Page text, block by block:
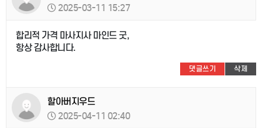
2025-03-11 15:27
합리적 가격 마사지사 마인드 굿,
항상 감사합니다.
댓글쓰기 삭제
할아버지우드
2025-04-11 02:40